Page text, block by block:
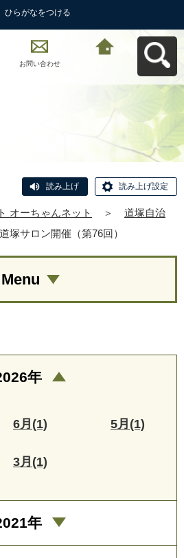
ひらがなをつける
お問い合わせ
読み上げ 読み上げ設定
オーちゃんネット ＞
道塚自治
道塚サロン開催（第76回）
Menu
年
6月(1) 5月(1)
3月(1)
年